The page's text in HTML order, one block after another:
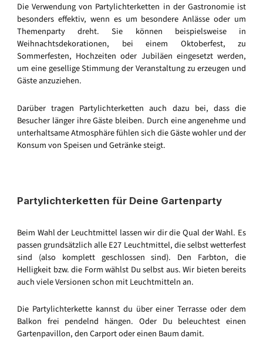
Die Verwendung von Partylichterketten in der Gastronomie ist
besonders effektiv, wenn es um besondere Anlässe oder um
Themenparty dreht. Sie können beispielsweise in
Weihnachtsdekorationen, bei einem Oktoberfest, zu
Sommerfesten, Hochzeiten oder Jubiläen eingesetzt werden,
um eine gesellige Stimmung der Veranstaltung zu erzeugen und
Gäste anzuziehen.
Darüber tragen Partylichterketten auch dazu bei, dass die
Besucher länger ihre Gäste bleiben. Durch eine angenehme und
unterhaltsame Atmosphäre fühlen sich die Gäste wohler und der
Konsum von Speisen und Getränke steigt.
Partylichterketten für Deine Gartenparty
Beim Wahl der Leuchtmittel lassen wir dir die Qual der Wahl. Es
passen grundsätzlich alle E27 Leuchtmittel, die selbst wetterfest
sind (also komplett geschlossen sind). Den Farbton, die
Helligkeit bzw. die Form wählst Du selbst aus. Wir bieten bereits
auch viele Versionen schon mit Leuchtmitteln an.
Die Partylichterkette kannst du über einer Terrasse oder dem
Balkon frei pendelnd hängen. Oder Du beleuchtest einen
Gartenpavillon, den Carport oder einen Baum damit.